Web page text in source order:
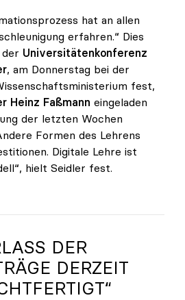
hat an allen
erfahren.“ Dies
Universitätenkonferenz
, am Donnerstag bei der
fest,
Heinz Faßmann eingeladen
der letzten Wochen
Formen des Lehrens
Digitale Lehre ist
hielt Seidler fest.
„Digitale Lehre ist
DER
DERZEIT